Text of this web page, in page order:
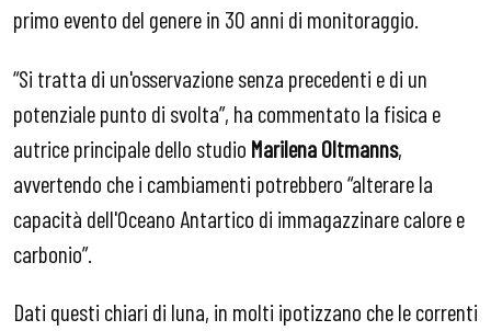
primo evento del genere in 30 anni di monitoraggio.
“Si tratta di un'osservazione senza precedenti e di un
potenziale punto di svolta”, ha commentato la fisica e
autrice principale dello studio Marilena Oltmanns,
avvertendo che i cambiamenti potrebbero “alterare la
capacità dell'Oceano Antartico di immagazzinare calore e
carbonio”.
Dati questi chiari di luna, in molti ipotizzano che le correnti